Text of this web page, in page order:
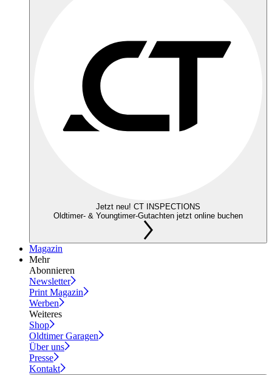
Jetzt neu! CT INSPECTIONS
Oldtimer- & Youngtimer-Gutachten jetzt online buchen
Magazin
Mehr
Abonnieren
Newsletter
Print Magazin
Werben
Weiteres
Shop
Oldtimer Garagen
Über uns
Presse
Kontakt